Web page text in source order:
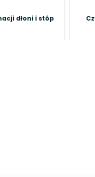
dłoni i stóp